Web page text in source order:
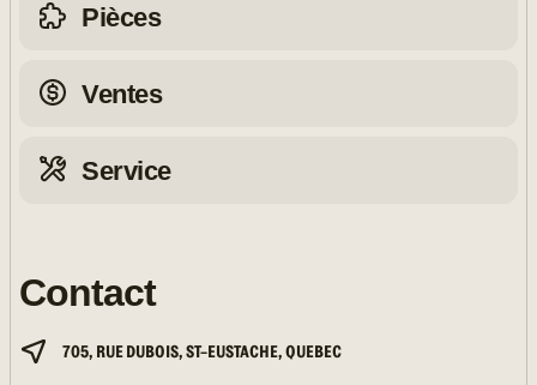
Pièces
Ventes
Service
Contact
705, RUE DUBOIS, ST-EUSTACHE, QUEBEC